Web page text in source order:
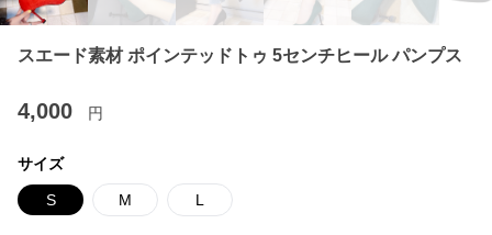
スエード素材 ポインテッドトゥ 5センチヒール パンプス
4,000 円
サイズ
S M L